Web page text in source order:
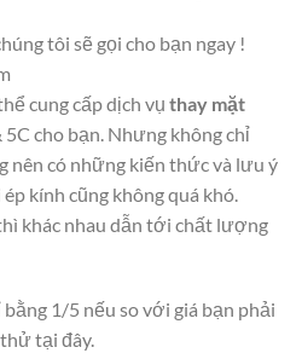
tôi sẽ gọi cho bạn ngay !
cung cấp dịch vụ thay mặt
5C cho bạn. Nhưng không chỉ
nên có những kiến thức và lưu ý
kính cũng không quá khó.
khác nhau dẫn tới chất lượng
1/5 nếu so với giá bạn phải
tại đây.